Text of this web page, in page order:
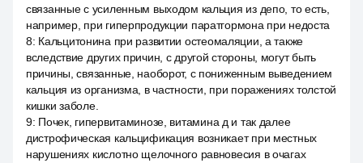
связанные с усиленным выходом кальция из депо, то есть,
например, при гиперпродукции паратгормона при недоста
8: Кальцитонина при развитии остеомаляции, а также
вследствие других причин, с другой стороны, могут быть
причины, связанные, наоборот, с пониженным выведением
кальция из организма, в частности, при поражениях толстой
кишки заболе.
9: Почек, гипервитаминозе, витамина д и так далее
дистрофическая кальцификация возникает при местных
нарушениях кислотно щелочного равновесия в очагах